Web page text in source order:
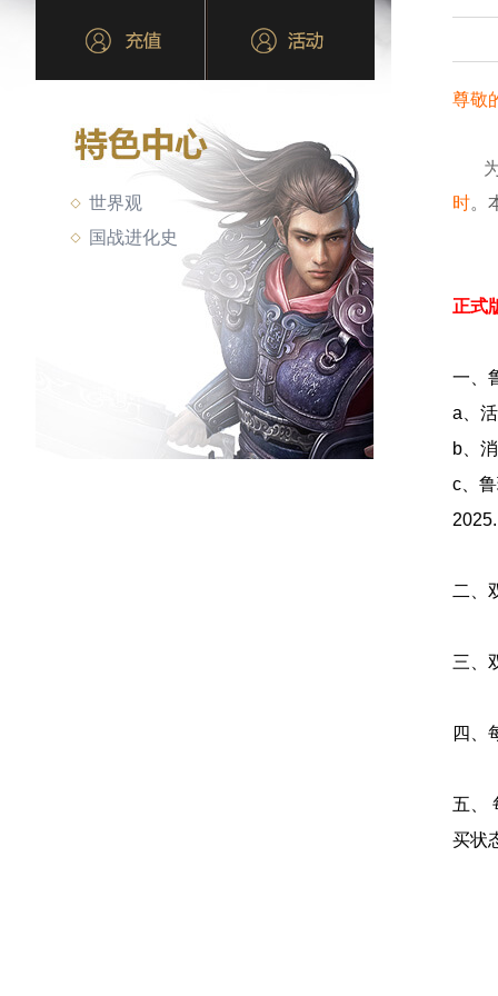
世界观
国战进化史
尊敬
时。
正式
一、
a、
b、
c、
二、
三、
四、
五、
买状